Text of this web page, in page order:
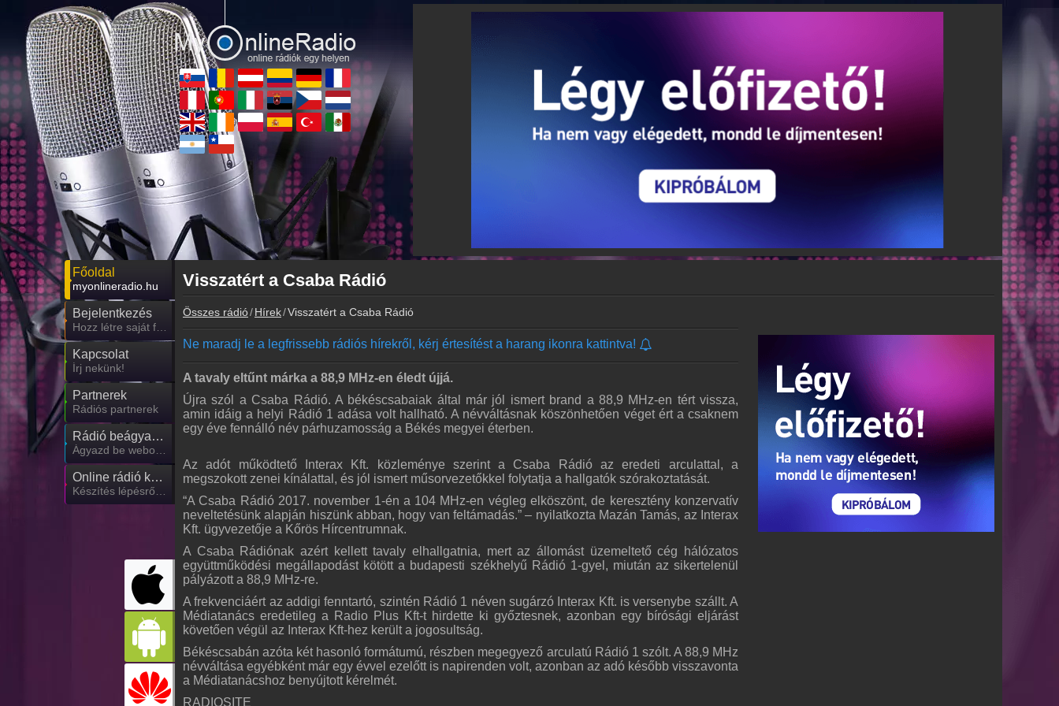
Főoldal
myonlineradio.hu
Bejelentkezés
Hozz létre saját fiókot!
Kapcsolat
Írj nekünk!
Partnerek
Rádiós partnerek
Rádió beágyazás
Ágyazd be weboldaladba
Online rádió készítés
Készítés lépésről lépésre
Visszatért a Csaba Rádió
Összes rádió Hírek Visszatért a Csaba Rádió
Ne maradj le a legfrissebb rádiós hírekről, kérj értesítést a harang ikonra kattintva!
A tavaly eltűnt márka a 88,9 MHz-en éledt újjá.
Újra szól a Csaba Rádió. A békéscsabaiak által már jól ismert brand a 88,9 MHz-en tért vissza,
amin idáig a helyi Rádió 1 adása volt hallható. A névváltásnak köszönhetően véget ért a csaknem
egy éve fennálló név párhuzamosság a Békés megyei éterben.
Az adót működtető Interax Kft. közleménye szerint a Csaba Rádió az eredeti arculattal, a
megszokott zenei kínálattal, és jól ismert műsorvezetőkkel folytatja a hallgatók szórakoztatását.
“A Csaba Rádió 2017. november 1-én a 104 MHz-en végleg elköszönt, de keresztény konzervatív
neveltetésünk alapján hiszünk abban, hogy van feltámadás.” – nyilatkozta Mazán Tamás, az Interax
Kft. ügyvezetője a Kőrös Hírcentrumnak.
A Csaba Rádiónak azért kellett tavaly elhallgatnia, mert az állomást üzemeltető cég hálózatos
együttműködési megállapodást kötött a budapesti székhelyű Rádió 1-gyel, miután az sikertelenül
pályázott a 88,9 MHz-re.
A frekvenciáért az addigi fenntartó, szintén Rádió 1 néven sugárzó Interax Kft. is versenybe szállt. A
Médiatanács eredetileg a Radio Plus Kft-t hirdette ki győztesnek, azonban egy bírósági eljárást
követően végül az Interax Kft-hez került a jogosultság.
Békéscsabán azóta két hasonló formátumú, részben megegyező arculatú Rádió 1 szólt. A 88,9 MHz
névváltása egyébként már egy évvel ezelőtt is napirenden volt, azonban az adó később visszavonta
a Médiatanácshoz benyújtott kérelmét.
RADIOSITE